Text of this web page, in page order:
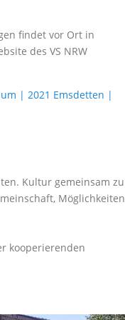
findet vor Ort in
des VS NRW
| 2021 Emsdetten |
Kultur gemeinsam zu
Möglichkeiten
kooperierenden